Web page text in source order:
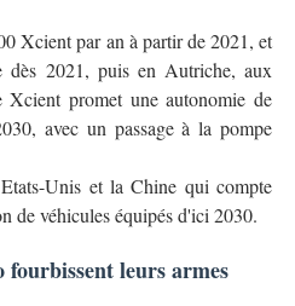
Xcient par an à partir de 2021, et
dès 2021, puis en Autriche, aux
promet une autonomie de
avec un passage à la pompe
Unis et la Chine qui compte
de véhicules équipés d'ici 2030.
fourbissent leurs armes